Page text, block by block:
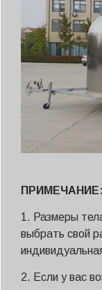
ПРИМЕЧАНИЕ:
1. Размеры
выбрать свой
2. Если у вас